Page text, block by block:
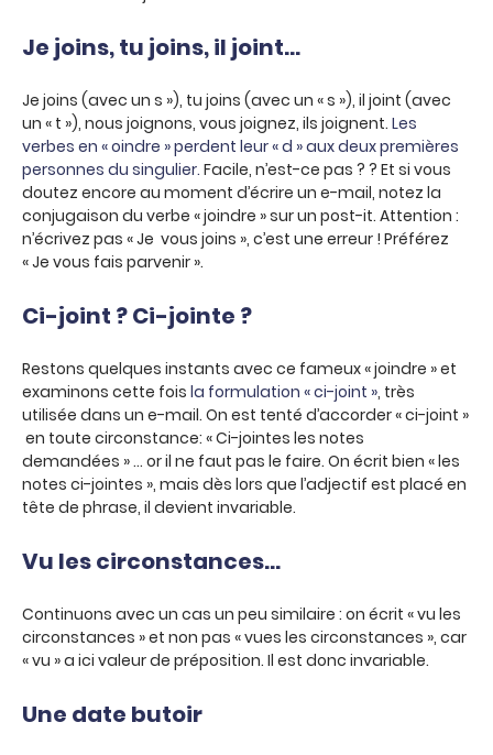
Je joins, tu joins, il joint…
Je joins (avec un s »), tu joins (avec un « s »), il joint (avec
un « t »), nous joignons, vous joignez, ils joignent. Les
verbes en « oindre » perdent leur « d » aux deux premières
personnes du singulier. Facile, n’est-ce pas ? ? Et si vous
doutez encore au moment d’écrire un e-mail, notez la
conjugaison du verbe « joindre » sur un post-it. Attention :
n’écrivez pas « Je vous joins », c’est une erreur ! Préférez
« Je vous fais parvenir ».
Ci-joint ? Ci-jointe ?
Restons quelques instants avec ce fameux « joindre » et
examinons cette fois la formulation « ci-joint », très
utilisée dans un e-mail. On est tenté d’accorder « ci-joint »
en toute circonstance: « Ci-jointes les notes
demandées » … or il ne faut pas le faire. On écrit bien « les
notes ci-jointes », mais dès lors que l’adjectif est placé en
tête de phrase, il devient invariable.
Vu les circonstances…
Continuons avec un cas un peu similaire : on écrit « vu les
circonstances » et non pas « vues les circonstances », car
« vu » a ici valeur de préposition. Il est donc invariable.
Une date butoir